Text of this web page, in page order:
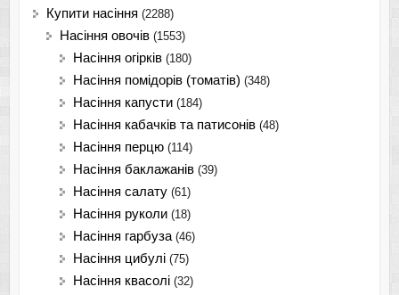
Купити насіння (2288)
Насіння овочів (1553)
Насіння огірків (180)
Насіння помідорів (томатів) (348)
Насіння капусти (184)
Насіння кабачків та патисонів (48)
Насіння перцю (114)
Насіння баклажанів (39)
Насіння салату (61)
Насіння руколи (18)
Насіння гарбуза (46)
Насіння цибулі (75)
Насіння квасолі (32)